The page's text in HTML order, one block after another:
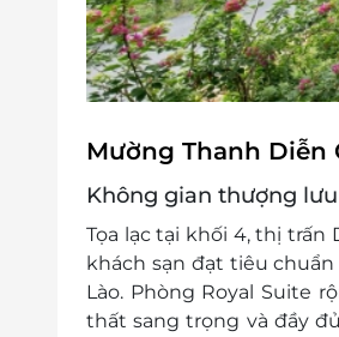
Giờ trả phòng:
Áp dụng 01 E-
Một khách hàng được
E-Voucher/E-Coupon
Mường Thanh
Không gian thượng
Tọa lạc tại khối 4, thị trấn
khách sạn đạt tiêu
Lào. Phòng Royal Suite
thất sang trọng và đầy